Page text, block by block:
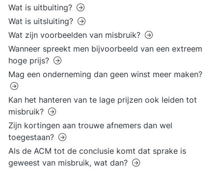
Wat is uitbuiting?
Wat is uitsluiting?
Wat zijn voorbeelden van misbruik?
Wanneer spreekt men bijvoorbeeld van een extreem
hoge prijs?
Mag een onderneming dan geen winst meer maken?
Kan het hanteren van te lage prijzen ook leiden tot
misbruik?
Zijn kortingen aan trouwe afnemers dan wel
toegestaan?
Als de ACM tot de conclusie komt dat sprake is
geweest van misbruik, wat dan?